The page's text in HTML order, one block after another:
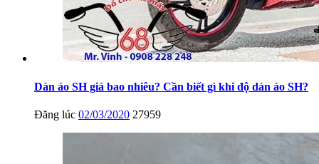
Dàn áo SH giá bao nhiêu? Cần biết gì khi độ dàn áo SH?
Đăng lúc 02/03/2020 27959